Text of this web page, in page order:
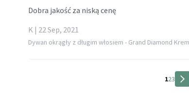
Dobra jakość za niską cenę
K | 22 Sep, 2021
Dywan okrągły z długim włosiem - Grand Diamond
123